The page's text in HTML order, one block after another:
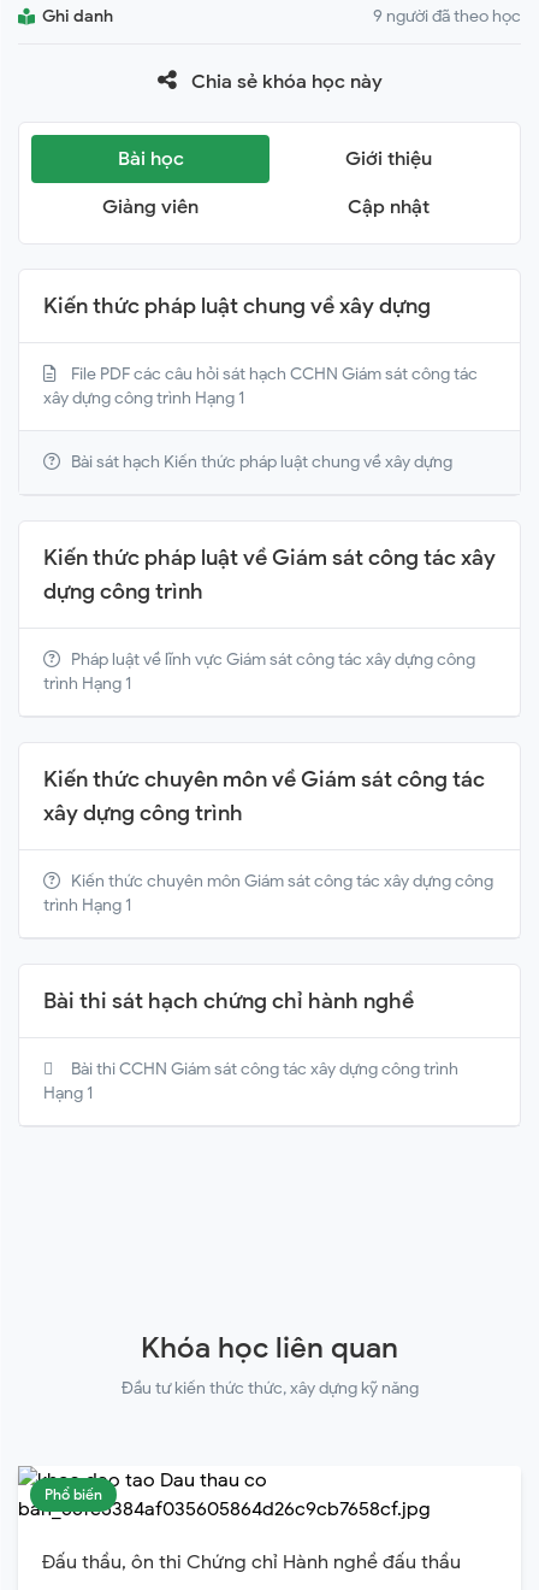
Ghi danh 9 người đã theo học
Chia sẻ khóa học này
Bài học
Giới thiệu
Giảng viên
Cập nhật
Kiến thức pháp luật chung về xây dựng
File PDF các câu hỏi sát hạch CCHN Giám sát công tác
xây dựng công trình Hạng 1
Bài sát hạch Kiến thức pháp luật chung về xây dựng
Kiến thức pháp luật về Giám sát công tác xây
dựng công trình
Pháp luật về lĩnh vực Giám sát công tác xây dựng công
trình Hạng 1
Kiến thức chuyên môn về Giám sát công tác
xây dựng công trình
Kiến thức chuyên môn Giám sát công tác xây dựng công
trình Hạng 1
Bài thi sát hạch chứng chỉ hành nghề
Bài thi CCHN Giám sát công tác xây dựng công trình
Hạng 1
Khóa học liên quan
Đầu tư kiến thức thức, xây dựng kỹ năng
Phổ biến
Đấu thầu, ôn thi Chứng chỉ Hành nghề đấu thầu